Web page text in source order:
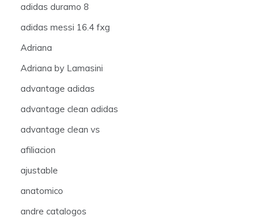
adidas duramo 8
adidas messi 16.4 fxg
Adriana
Adriana by Lamasini
advantage adidas
advantage clean adidas
advantage clean vs
afiliacion
ajustable
anatomico
andre catalogos